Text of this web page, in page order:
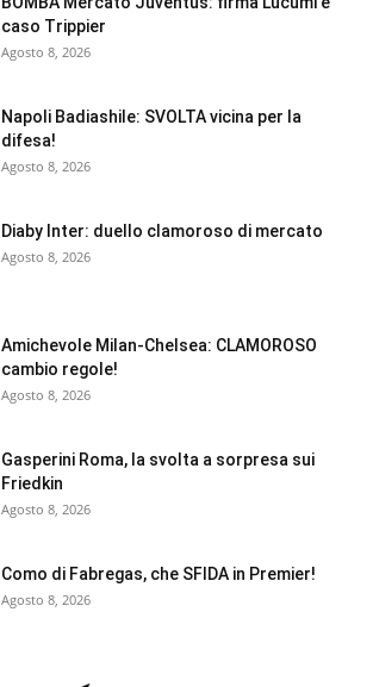
caso Trippier
Agosto 8, 2026
Napoli Badiashile: SVOLTA vicina per la
difesa!
Agosto 8, 2026
Diaby Inter: duello clamoroso di mercato
Agosto 8, 2026
Amichevole Milan-Chelsea: CLAMOROSO
cambio regole!
Agosto 8, 2026
Gasperini Roma, la svolta a sorpresa sui
Friedkin
Agosto 8, 2026
Como di Fabregas, che SFIDA in Premier!
Agosto 8, 2026